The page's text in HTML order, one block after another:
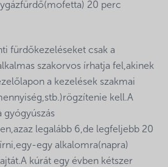
20 perc
fürdőkezeléseket csak a
szakorvos írhatja fel,akinek
a kezelések szakmai
kell.A
gyógyúszás
legalább 6,de legfeljebb 20
egy alkalomra(napra)
kúrát egy évben kétszer